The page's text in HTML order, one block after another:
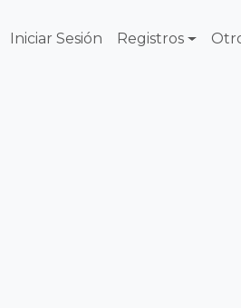
Iniciar Sesión Registros